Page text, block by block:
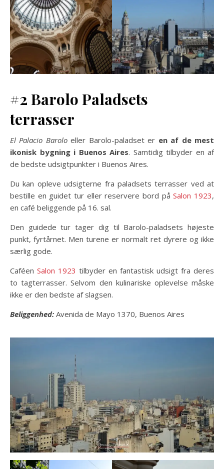
#2 Barolo Paladsets
terrasser
El Palacio Baroloeller Barolo-paladset er en af de mest
ikonisk bygning i Buenos Aires. Samtidig tilbyder en af
de bedste udsigtpunkter i Buenos Aires.
Du kan opleve udsigterne fra paladsets terrasser ved at
bestille en guidet tur eller reservere bord påSalon 1923,
en café beliggende på 16. sal.
Den guidede tur tager dig til Barolo-paladsets højeste
punkt, fyrtårnet. Men turene er normalt ret dyrere og ikke
særlig gode.
Caféen Salon 1923 tilbyder en fantastisk udsigt fra deres
to tagterrasser. Selvom den kulinariske oplevelse måske
ikke er den bedste af slagsen.
Beliggenhed: Avenida de Mayo 1370, Buenos Aires